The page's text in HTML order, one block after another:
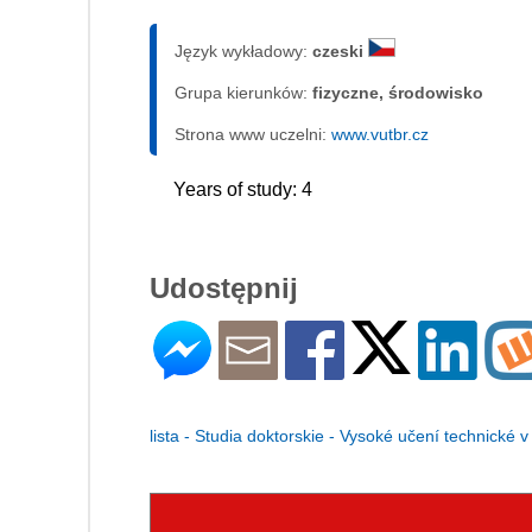
Język wykładowy: czeski
Grupa kierunków: fizyczne, środowisko
Strona www uczelni: www.vutbr.cz
Years of study: 4
Udostępnij
lista - Studia doktorskie - Vysoké učení technické